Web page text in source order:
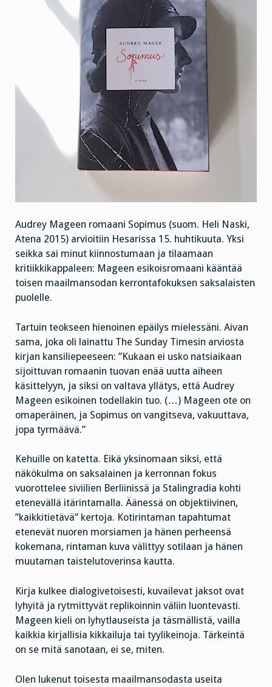
Audrey Mageen romaani Sopimus (suom. Heli Naski,
Atena 2015) arvioitiin Hesarissa 15. huhtikuuta. Yksi
seikka sai minut kiinnostumaan ja tilaamaan
kritiikkikappaleen: Mageen esikoisromaani kääntää
toisen maailmansodan kerrontafokuksen saksalaisten
puolelle.
Tartuin teokseen hienoinen epäilys mielessäni. Aivan
sama, joka oli lainattu The Sunday Timesin arviosta
kirjan kansiliepeeseen: ”Kukaan ei usko natsiaikaan
sijoittuvan romaanin tuovan enää uutta aiheen
käsittelyyn, ja siksi on valtava yllätys, että Audrey
Mageen esikoinen todellakin tuo. (…) Mageen ote on
omaperäinen, ja Sopimus on vangitseva, vakuuttava,
jopa tyrmäävä.”
Kehuille on katetta. Eikä yksinomaan siksi, että
näkökulma on saksalainen ja kerronnan fokus
vuorottelee siviilien Berliinissä ja Stalingradia kohti
etenevällä itärintamalla. Äänessä on objektiivinen,
”kaikkitietävä” kertoja. Kotirintaman tapahtumat
etenevät nuoren morsiamen ja hänen perheensä
kokemana, rintaman kuva välittyy sotilaan ja hänen
muutaman taistelutoverinsa kautta.
Kirja kulkee dialogivetoisesti, kuvailevat jaksot ovat
lyhyitä ja rytmittyvät replikoinnin väliin luontevasti.
Mageen kieli on lyhytlauseista ja täsmällistä, vailla
kaikkia kirjallisia kikkailuja tai tyylikeinoja. Tärkeintä
on se mitä sanotaan, ei se, miten.
Olen lukenut toisesta maailmansodasta useita